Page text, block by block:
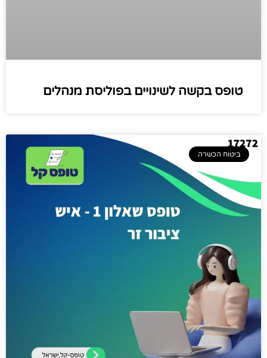
טופס בקשה לשינויים בפוליסת מנהלים
ביטוח הכשרה